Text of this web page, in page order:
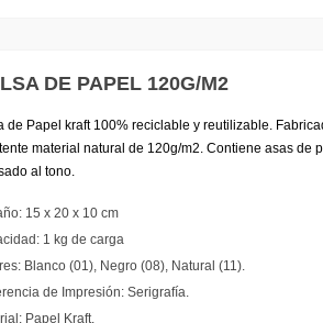
DE PAPEL 120G/M2
de Papel kraft 100% reciclable y reutilizable.
material natural de 120g/m2. Contiene asas de
al tono.
15 x 20 x 10 cm
1 kg de carga
Blanco (01), Negro (08), Natural (11).
de Impresión: Serigrafía.
Papel Kraft.